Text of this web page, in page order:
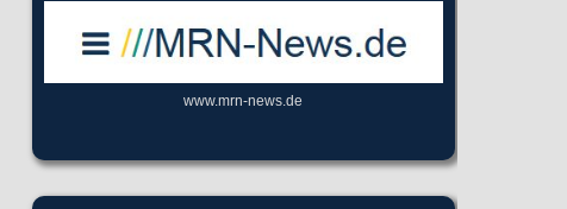
www.mrn-news.de